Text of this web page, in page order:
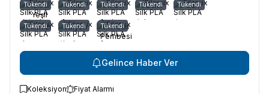
Tükendi
Kutsal
Yeşil
Tükendi
Mor Tükendi
Mavi Tükendi
Bakır Tükendi
Sarı
Tükendi
Kırmızı Tükendi
Siyah Tükendi
Mercan
Pembesi
Gelince Haber Ver
Koleksiyon Fiyat Alarmı